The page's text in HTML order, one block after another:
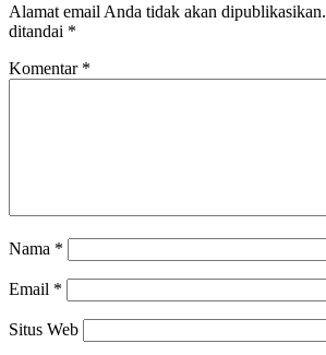
Alamat email Anda tidak akan dipublikasikan.
ditandai *
Komentar *
Nama *
Email *
Situs Web